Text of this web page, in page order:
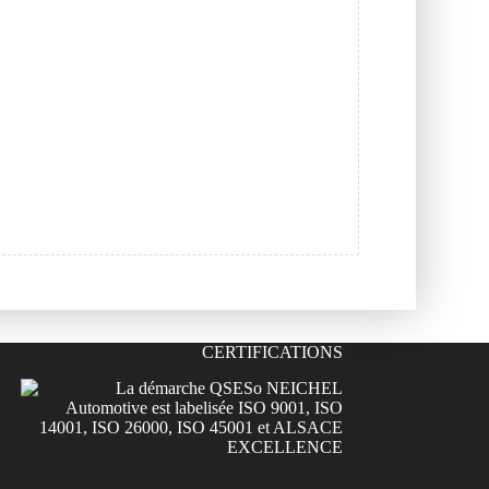
CERTIFICATIONS